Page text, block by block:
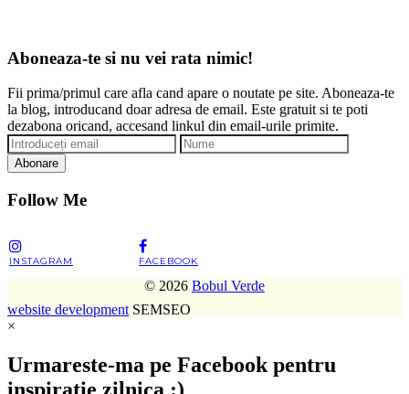
Aboneaza-te si nu vei rata nimic!
Fii prima/primul care afla cand apare o noutate pe site. Aboneaza-te
la blog, introducand doar adresa de email. Este gratuit si te poti
dezabona oricand, accesand linkul din email-urile primite.
Abonare
Follow Me
INSTAGRAM FACEBOOK
© 2026 Bobul Verde
website development SEMSEO
×
Urmareste-ma pe Facebook pentru
inspiratie zilnica :)